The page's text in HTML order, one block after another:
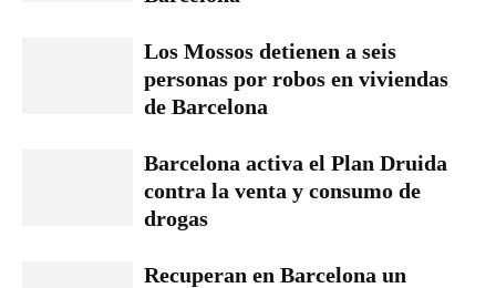
Los Mossos detienen a seis
personas por robos en viviendas
de Barcelona
Barcelona activa el Plan Druida
contra la venta y consumo de
drogas
Recuperan en Barcelona un